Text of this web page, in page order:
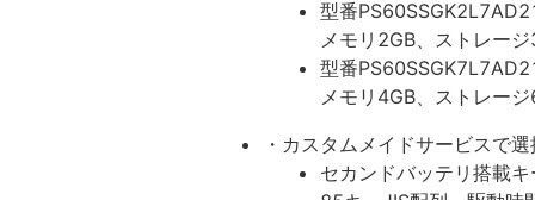
型番
メモリ2GB、ストレー
型番
メモリ4GB、ストレー
・カスタムメイドサービスで選
セカンドバッテリ搭載